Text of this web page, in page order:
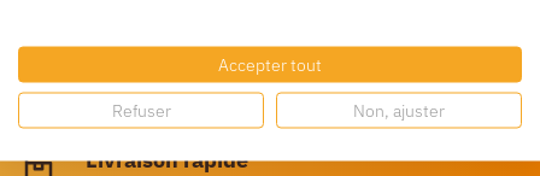
Comment bien organiser ses dossiers ?
Livraison rapide
Accepter tout
Refuser Non, ajuster